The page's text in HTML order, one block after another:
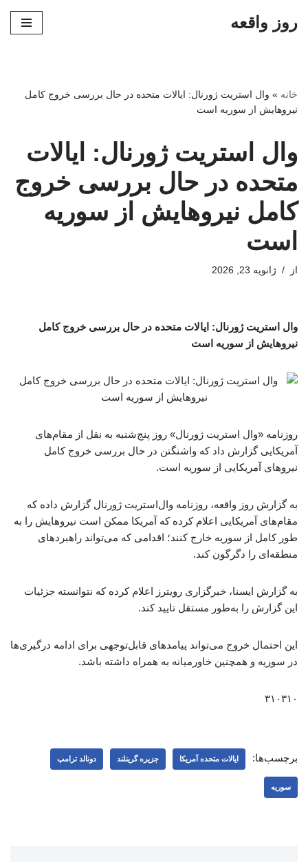
روز واقعه
خانه » وال استریت ژورنال: ایالات متحده در حال بررسی خروج کامل
نیروهایش از سوریه است
وال استریت ژورنال: ایالات
متحده در حال بررسی خروج
کامل نیروهایش از سوریه
است
از ژانویه 23, 2026
وال استریت ژورنال: ایالات متحده در حال بررسی خروج کامل
نیروهایش از سوریه است
روزنامه «وال استریت ژورنال» روز پنج‌شنبه به نقل از مقام‌های
آمریکایی گزارش داد که واشنگتن در حال بررسی خروج کامل
نیروهای آمریکایی از سوریه است.
به گزارش روز واقعه،‌ روزنامه وال‌استریت ژورنال گزارش داده که
مقام‌های آمریکایی اعلام کرده که آمریکا ممکن است نیروهایش را به
طور کامل از سوریه خارج کنند؛ اقدامی که می‌تواند راهبردهای
منطقه‌ای را دگرگون کند.
به گزارش ایسنا، خبرگزاری رویترز اعلام کرده که نتوانسته جزئیات
این گزارش را به‌طور مستقل تایید کند.
این احتمال خروج می‌تواند پیامدهای قابل‌توجهی برای ادامه درگیری‌ها
در سوریه و همچنین خاورمیانه به همراه داشته باشد.
۳۱۰۳۱۰
برچسب‌ها: ایالات متحده آمریکا جزیره گرینلند دونالد ترامپ
سوریه